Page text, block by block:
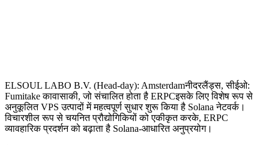
ELSOUL LABO B.V. (Head-day): Amsterdamनीदरलैंड्स, सीईओ:
Fumitake कावासाकी, जो संचालित होता है ERPCइसके लिए विशेष रूप से
अनुकूलित VPS उत्पादों में महत्वपूर्ण सुधार शुरू किया है Solana नेटवर्क।
विचारशील रूप से चयनित प्रौद्योगिकियों को एकीकृत करके, ERPC
व्यावहारिक प्रदर्शन को बढ़ाता है Solana-आधारित अनुप्रयोग।